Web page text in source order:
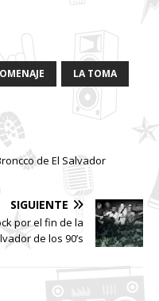
LA TOMA
de El Salvador
SIGUIENTE
por el fin de la
de los 90’s